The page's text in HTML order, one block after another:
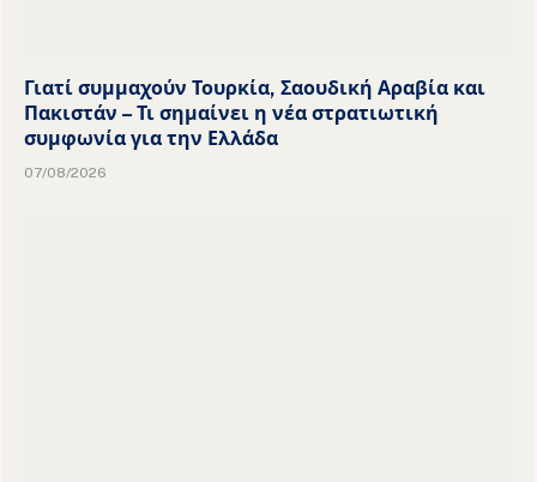
Γιατί συμμαχούν Τουρκία, Σαουδική Αραβία και
Πακιστάν – Τι σημαίνει η νέα στρατιωτική
συμφωνία για την Ελλάδα
07/08/2026